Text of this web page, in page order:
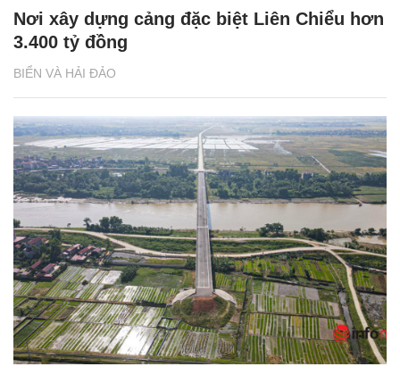
BIỂN VÀ HẢI ĐẢO
Nơi xây dựng cảng đặc biệt Liên Chiểu hơn
3.400 tỷ đồng